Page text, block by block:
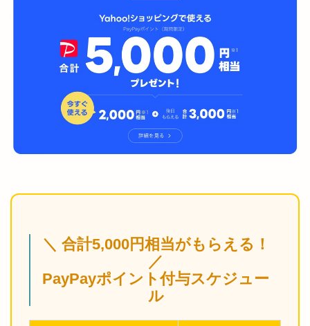
＼ 合計5,000円相当がもらえる！
／
PayPayポイント付与スケジュー
ル